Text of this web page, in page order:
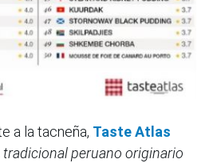
a la tacneña, Taste Atlas
peruano originario